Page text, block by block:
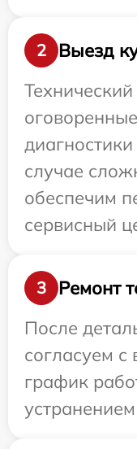
2
Выезд
случае
обеспечим
сервисный
3
Ремонт
После
согласуем с
график